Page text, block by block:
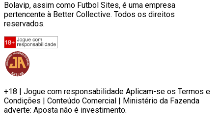
Bolavip, assim como Futbol Sites, é uma empresa
pertencente à Better Collective. Todos os direitos
reservados.
+18 | Jogue com responsabilidade Aplicam-se os Termos e
Condições | Conteúdo Comercial | Ministério da Fazenda
adverte: Aposta não é investimento.